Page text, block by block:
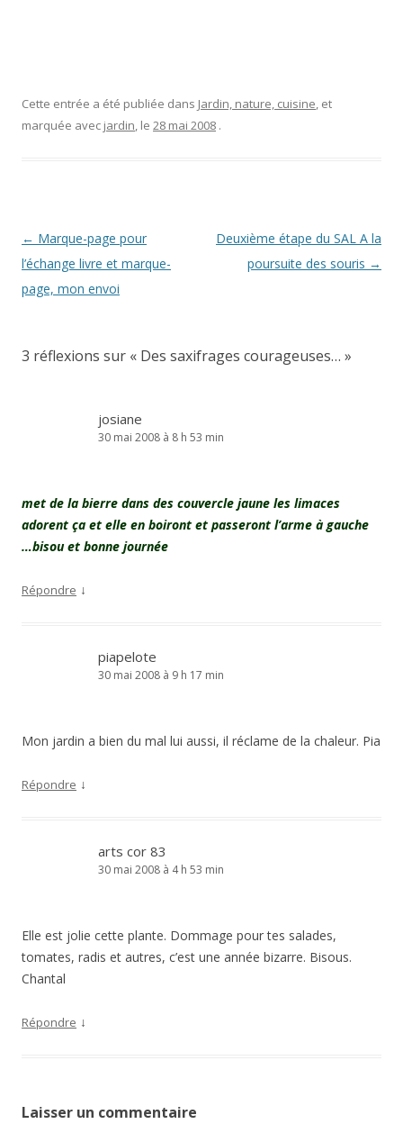
Cette entrée a été publiée dans Jardin, nature, cuisine, et
marquée avec jardin, le 28 mai 2008 .
Navigation
des
articles
← Marque-page pour
l’échange livre et marque-
page, mon envoi
Deuxième étape du SAL A la
poursuite des souris →
3 réflexions sur « Des saxifrages courageuses… »
josiane
30 mai 2008 à 8 h 53 min
met de la bierre dans des couvercle jaune les limaces
adorent ça et elle en boiront et passeront l’arme à gauche
…bisou et bonne journée
Répondre ↓
piapelote
30 mai 2008 à 9 h 17 min
Mon jardin a bien du mal lui aussi, il réclame de la chaleur. Pia
Répondre ↓
arts cor 83
30 mai 2008 à 4 h 53 min
Elle est jolie cette plante. Dommage pour tes salades,
tomates, radis et autres, c’est une année bizarre. Bisous.
Chantal
Répondre ↓
Laisser un commentaire